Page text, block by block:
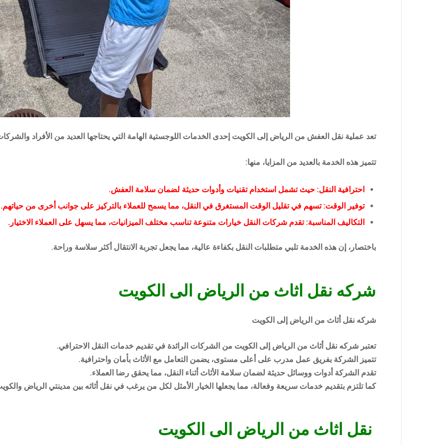
تعد عملية نقل العفش من الرياض إلى الكويت إحدى الخدمات اللوجستية الهامة التي يحتاجها العديد من الأفراد
تتميز هذه الخدمة بالعديد من المزايا، منها:
احترافية النقل: حيث تشمل استخدام تقنيات وأدوات حديثة لضمان سلامة العفش.
توفير الوقت: تسهم في تقليل الوقت المستغرق في النقل، مما يسمح للعملاء بالتركيز على جوانب أخرى من حياتهم.
التكاليف المناسبة: تقدم شركات النقل خيارات متنوعة تناسب مختلف الميزانيات، مما يسهل على العملاء الاختيار.
باختصار، إن هذه الخدمة تلبي متطلبات النقل بكفاءة عالية، مما يجعل تجربة الانتقال أكثر سلاسة وراحة.
شركه نقل اثاث من الرياض الى الكويت
شركه نقل أثاث من الرياض إلى الكويت
تعتبر شركه نقل أثاث من الرياض إلى الكويت من الشركات الرائدة في تقديم خدمات النقل الاحترافي.
تتميز الشركة بفريق عمل مدرب على أعلى مستوى، يضمن التعامل مع الأثاث بأمان واحترافية.
تقدم الشركة أدوات ووسائل حديثة لضمان سلامة الأثاث أثناء النقل، مما يحقق رضا العملاء.
كما تلتزم بتقديم خدمات سريعة وفعالة، مما يجعلها الخيار الأمثل لكل من يرغب في نقل أثاثه بين مدينتي الرياض
نقل اثاث من الرياض الى الكويت